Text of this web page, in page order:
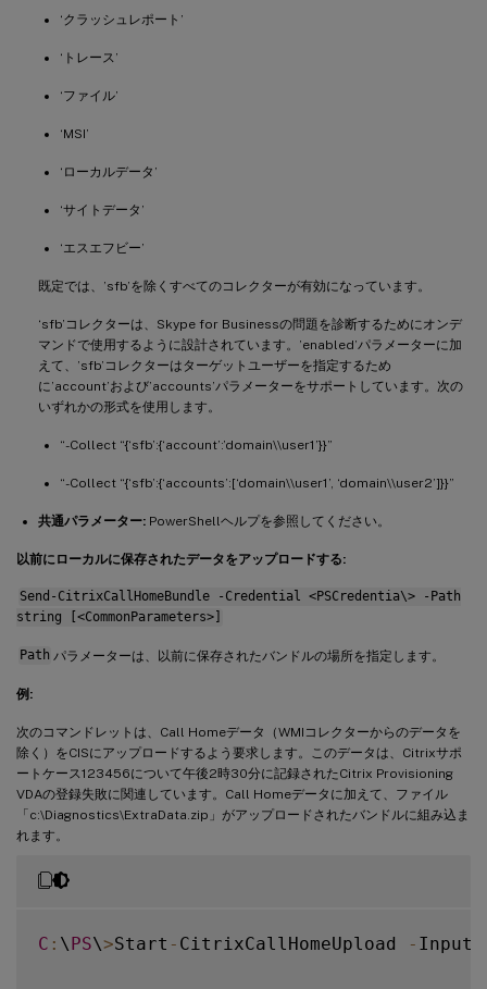
‘クラッシュレポート’
‘トレース’
‘ファイル’
‘MSI’
‘ローカルデータ’
‘サイトデータ’
‘エスエフビー’
既定では、’sfb’を除くすべてのコレクターが有効になっています。
‘sfb’コレクターは、Skype for Businessの問題を診断するためにオンデ
マンドで使用するように設計されています。’enabled’パラメーターに加
えて、’sfb’コレクターはターゲットユーザーを指定するため
に’account’および’accounts’パラメーターをサポートしています。次の
いずれかの形式を使用します。
“-Collect “{‘sfb’:{‘account’:’domain\\user1’}}”
“-Collect “{‘sfb’:{‘accounts’:[‘domain\\user1’, ‘domain\\user2’]}}”
共通パラメーター: PowerShellヘルプを参照してください。
以前にローカルに保存されたデータをアップロードする:
Send-CitrixCallHomeBundle -Credential <PSCredentia\> -Path
string [<CommonParameters>]
Path パラメーターは、以前に保存されたバンドルの場所を指定します。
例:
次のコマンドレットは、Call Homeデータ（WMIコレクターからのデータを
除く）をCISにアップロードするよう要求します。このデータは、Citrixサポ
ートケース123456について午後2時30分に記録されたCitrix Provisioning
VDAの登録失敗に関連しています。Call Homeデータに加えて、ファイル
「c:\Diagnostics\ExtraData.zip」がアップロードされたバンドルに組み込ま
れます。
C : \PS\>Start - CitrixCallHomeUpload -